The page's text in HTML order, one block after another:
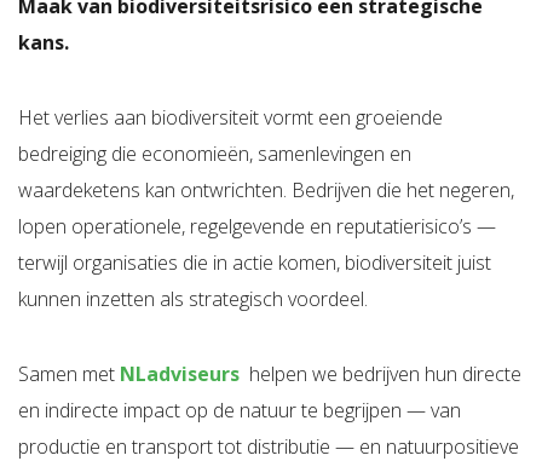
Maak van biodiversiteitsrisico een strategische
kans.
Het verlies aan biodiversiteit vormt een groeiende
bedreiging die economieën, samenlevingen en
waardeketens kan ontwrichten. Bedrijven die het negeren,
lopen operationele, regelgevende en reputatierisico’s —
terwijl organisaties die in actie komen, biodiversiteit juist
kunnen inzetten als strategisch voordeel.
Samen met NLadviseurs helpen we bedrijven hun directe
en indirecte impact op de natuur te begrijpen — van
productie en transport tot distributie — en natuurpositieve